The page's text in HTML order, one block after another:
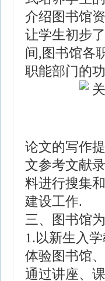
介绍图书馆
让学生初步
间,图书馆各
职能部门的
论文的写作
文参考文献
料进行搜集
建设工作.
三、图书馆
1.以新生入
体验图书馆
通过讲座、